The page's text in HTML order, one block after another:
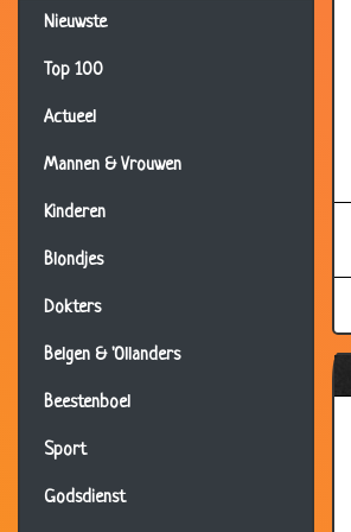
Nieuwste
Top 100
Actueel
Mannen & Vrouwen
Kinderen
Blondjes
Dokters
Belgen & 'Ollanders
Beestenboel
Sport
Godsdienst